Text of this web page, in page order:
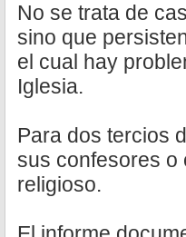
No se trata de
sino que
el cual hay
Iglesia.
Para dos tercios
sus confesores o
religioso.